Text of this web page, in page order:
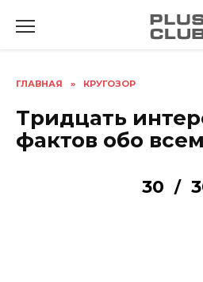
ГЛАВНАЯ » КРУГОЗОР
Тридцать
фактов обо
30 /